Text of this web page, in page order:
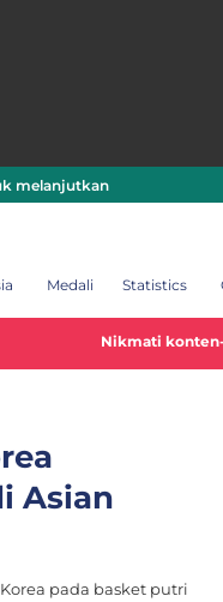
melanjutkan
Medali Statistics
Nikmati konten-konten
Asian
pada basket putri